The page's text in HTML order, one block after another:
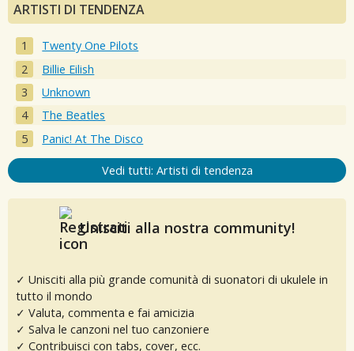
ARTISTI DI TENDENZA
Twenty One Pilots
Billie Eilish
Unknown
The Beatles
Panic! At The Disco
Vedi tutti: Artisti di tendenza
Unisciti alla nostra community!
✓ Unisciti alla più grande comunità di suonatori di ukulele in
tutto il mondo
✓ Valuta, commenta e fai amicizia
✓ Salva le canzoni nel tuo canzoniere
✓ Contribuisci con tabs, cover, ecc.